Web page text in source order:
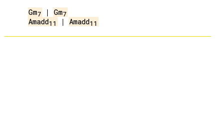
Gm7 | Gm7
Amadd11 | Amadd11